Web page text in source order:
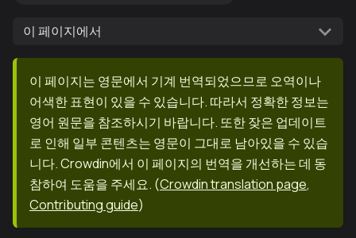
이 페이지에서
이 페이지는 영문에서 기계 번역되었으므로 오역이나
어색한 표현이 있을 수 있습니다. 따라서 정확한 정보는
영어 원문을 참조하시기 바랍니다. 또한 잦은 업데이트
로 인해 일부 콘텐츠는 영문이 그대로 남아있을 수 있습
니다. Crowdin에서 이 페이지의 번역을 개선하는 데 동
참하여 도움을 주세요. (Crowdin translation page,
Contributing guide)